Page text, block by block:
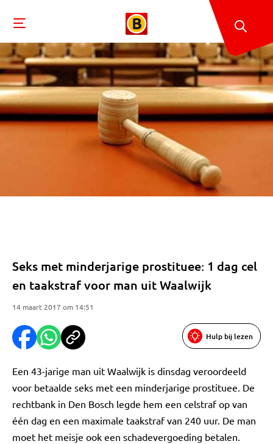
Seks met minderjarige prostituee: 1 dag cel
en taakstraf voor man uit Waalwijk
14 maart 2017 om 14:51
Hulp bij lezen
Een 43-jarige man uit Waalwijk is dinsdag veroordeeld
voor betaalde seks met een minderjarige prostituee. De
rechtbank in Den Bosch legde hem een celstraf op van
één dag en een maximale taakstraf van 240 uur. De man
moet het meisje ook een schadevergoeding betalen.